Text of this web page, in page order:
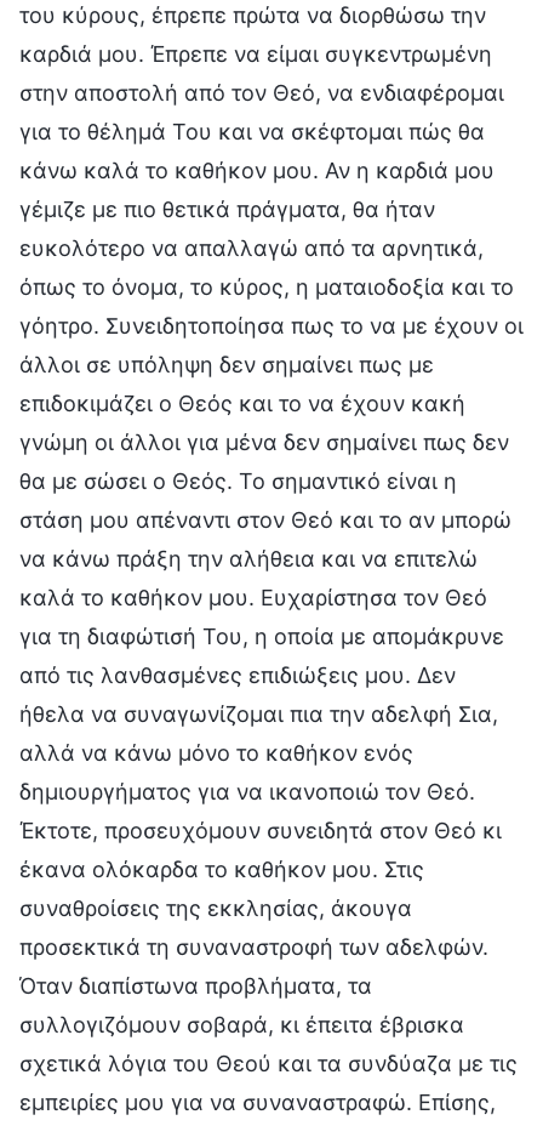
του κύρους, έπρεπε πρώτα να διορθώσω την
καρδιά μου. Έπρεπε να είμαι συγκεντρωμένη
στην αποστολή από τον Θεό, να ενδιαφέρομαι
για το θέλημά Του και να σκέφτομαι πώς θα
κάνω καλά το καθήκον μου. Αν η καρδιά μου
γέμιζε με πιο θετικά πράγματα, θα ήταν
ευκολότερο να απαλλαγώ από τα αρνητικά,
όπως το όνομα, το κύρος, η ματαιοδοξία και το
γόητρο. Συνειδητοποίησα πως το να με έχουν οι
άλλοι σε υπόληψη δεν σημαίνει πως με
επιδοκιμάζει ο Θεός και το να έχουν κακή
γνώμη οι άλλοι για μένα δεν σημαίνει πως δεν
θα με σώσει ο Θεός. Το σημαντικό είναι η
στάση μου απέναντι στον Θεό και το αν μπορώ
να κάνω πράξη την αλήθεια και να επιτελώ
καλά το καθήκον μου. Ευχαρίστησα τον Θεό
για τη διαφώτισή Του, η οποία με απομάκρυνε
από τις λανθασμένες επιδιώξεις μου. Δεν
ήθελα να συναγωνίζομαι πια την αδελφή Σια,
αλλά να κάνω μόνο το καθήκον ενός
δημιουργήματος για να ικανοποιώ τον Θεό.
Έκτοτε, προσευχόμουν συνειδητά στον Θεό κι
έκανα ολόκαρδα το καθήκον μου. Στις
συναθροίσεις της εκκλησίας, άκουγα
προσεκτικά τη συναναστροφή των αδελφών.
Όταν διαπίστωνα προβλήματα, τα
συλλογιζόμουν σοβαρά, κι έπειτα έβρισκα
σχετικά λόγια του Θεού και τα συνδύαζα με τις
εμπειρίες μου για να συναναστραφώ. Επίσης,